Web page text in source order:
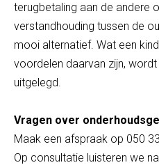
terugbetaling aan de andere
verstandhouding tussen de
mooi alternatief. Wat een
voordelen daarvan zijn,
uitgelegd.
Vragen over
Maak een afspraak op 050
Op consultatie luisteren we